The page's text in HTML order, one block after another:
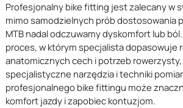
Profesjonalny bike fitting jest zalecany w
mimo samodzielnych prób dostosowania
MTB nadal odczuwamy dyskomfort lub
proces, w którym specjalista dopasowuje
anatomicznych cech i potrzeb
specjalistyczne narzędzia i techniki
profesjonalnego bike fittingu może
komfort jazdy i zapobiec kontuzjom.